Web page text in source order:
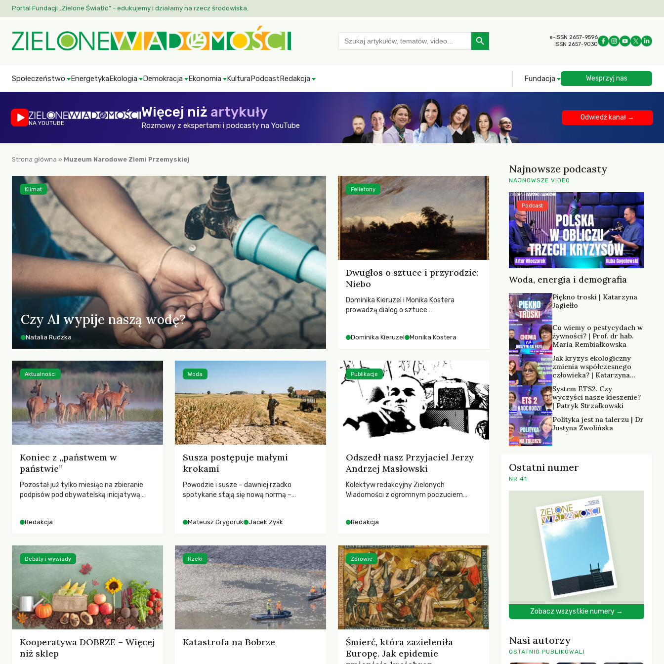
Portal Fundacji „Zielone Światło” - edukujemy i działamy na rzecz środowiska.
Search
for:
Search Button
e-ISSN 2657-9596
ISSN 2657-9030
Społeczeństwo EnergetykaEkologia Demokracja Ekonomia KulturaPodcastRedakcja Fundacja Wesprzyj nas
NA YOUTUBE
Więcej niż artykuły
Rozmowy z ekspertami i podcasty na YouTube
Odwiedź kanał →
Strona główna » Muzeum Narodowe Ziemi Przemyskiej
Czy AI wypije naszą wodę?
Natalia Rudzka
Klimat
Dwugłos o sztuce i przyrodzie:
Niebo
Dominika Kieruzel i Monika Kostera
prowadzą dialog o sztuce
wrażliwość, odczuwanie przestrzeni oraz
Dominika Kieruzel Monika Kostera
Felietony
Koniec z „państwem w
państwie”
Pozostał już tylko miesiąc na zbieranie
podpisów pod obywatelską inicjatywą
pełną mobilizację, ponieważ projekt
rozwiązania dla przyrody i zwierząt,
radykalnie zmieniając dotychczasowy
paradygmat funkcjonowania łowiectwa w
Polsce.
Redakcja
Aktualności
Susza postępuje małymi
krokami
Powodzie i susze – dawniej rzadko
spotykane stają się nową normą –
SGGW.
Mateusz Grygoruk Jacek Zyśk
Woda
Odszedł nasz Przyjaciel Jerzy
Andrzej Masłowski
Kolektyw redakcyjny Zielonych
Wiadomości z ogromnym poczuciem
kochanego Opiekuna, Mecenasa i Mentora.
Redakcja
Publikacje
Kooperatywa DOBRZE – Więcej
niż sklep
Debaty i wywiady
Katastrofa na Bobrze
Rzeki
Śmierć, która zazieleniła
Europę. Jak epidemie
Zdrowie
Najnowsze podcasty
NAJNOWSZE VIDEO
Woda, energia i demografia
Podcast
Piękno troski | Katarzyna
Jagiełło
Co wiemy o pestycydach w
żywności? | Prof. dr hab.
Maria Rembiałkowska
Jak kryzys ekologiczny
zmienia współczesnego
człowieka? | Katarzyna
System ETS2. Czy
wyczyści nasze kieszenie?
| Patryk Strzałkowski
Polityka jest na talerzu | Dr
Justyna Zwolińska
Ostatni numer
NR 41
Zobacz wszystkie numery →
Nasi autorzy
OSTATNIO PUBLIKOWALI